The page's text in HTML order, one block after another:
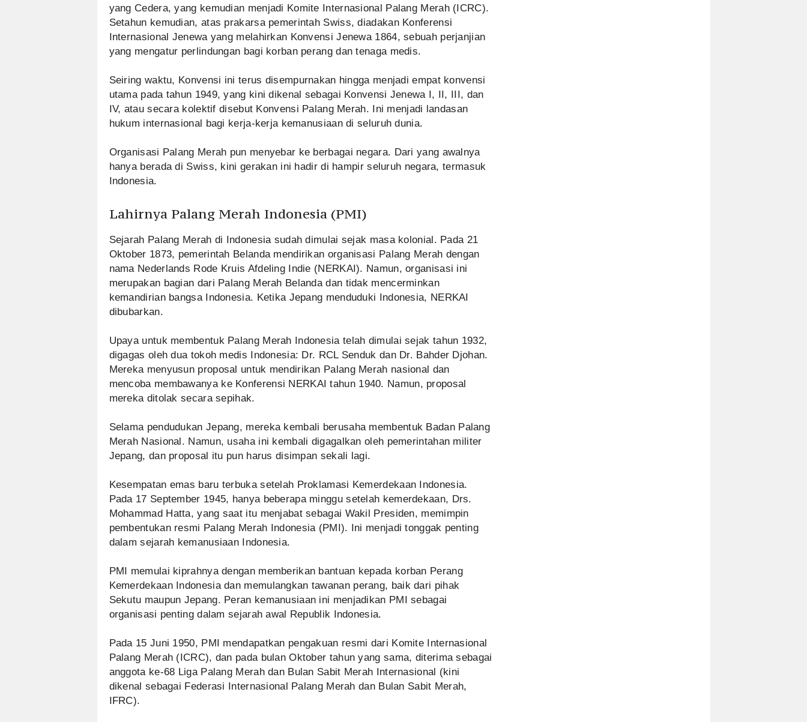
yang Cedera, yang kemudian menjadi Komite Internasional Palang Merah (ICRC).
Setahun kemudian, atas prakarsa pemerintah Swiss, diadakan Konferensi
Internasional Jenewa yang melahirkan Konvensi Jenewa 1864, sebuah perjanjian
yang mengatur perlindungan bagi korban perang dan tenaga medis.
Seiring waktu, Konvensi ini terus disempurnakan hingga menjadi empat konvensi
utama pada tahun 1949, yang kini dikenal sebagai Konvensi Jenewa I, II, III, dan
IV, atau secara kolektif disebut Konvensi Palang Merah. Ini menjadi landasan
hukum internasional bagi kerja-kerja kemanusiaan di seluruh dunia.
Organisasi Palang Merah pun menyebar ke berbagai negara. Dari yang awalnya
hanya berada di Swiss, kini gerakan ini hadir di hampir seluruh negara, termasuk
Indonesia.
Lahirnya Palang Merah Indonesia (PMI)
Sejarah Palang Merah di Indonesia sudah dimulai sejak masa kolonial. Pada 21
Oktober 1873, pemerintah Belanda mendirikan organisasi Palang Merah dengan
nama Nederlands Rode Kruis Afdeling Indie (NERKAI). Namun, organisasi ini
merupakan bagian dari Palang Merah Belanda dan tidak mencerminkan
kemandirian bangsa Indonesia. Ketika Jepang menduduki Indonesia, NERKAI
dibubarkan.
Upaya untuk membentuk Palang Merah Indonesia telah dimulai sejak tahun 1932,
digagas oleh dua tokoh medis Indonesia: Dr. RCL Senduk dan Dr. Bahder Djohan.
Mereka menyusun proposal untuk mendirikan Palang Merah nasional dan
mencoba membawanya ke Konferensi NERKAI tahun 1940. Namun, proposal
mereka ditolak secara sepihak.
Selama pendudukan Jepang, mereka kembali berusaha membentuk Badan Palang
Merah Nasional. Namun, usaha ini kembali digagalkan oleh pemerintahan militer
Jepang, dan proposal itu pun harus disimpan sekali lagi.
Kesempatan emas baru terbuka setelah Proklamasi Kemerdekaan Indonesia.
Pada 17 September 1945, hanya beberapa minggu setelah kemerdekaan, Drs.
Mohammad Hatta, yang saat itu menjabat sebagai Wakil Presiden, memimpin
pembentukan resmi Palang Merah Indonesia (PMI). Ini menjadi tonggak penting
dalam sejarah kemanusiaan Indonesia.
PMI memulai kiprahnya dengan memberikan bantuan kepada korban Perang
Kemerdekaan Indonesia dan memulangkan tawanan perang, baik dari pihak
Sekutu maupun Jepang. Peran kemanusiaan ini menjadikan PMI sebagai
organisasi penting dalam sejarah awal Republik Indonesia.
Pada 15 Juni 1950, PMI mendapatkan pengakuan resmi dari Komite Internasional
Palang Merah (ICRC), dan pada bulan Oktober tahun yang sama, diterima sebagai
anggota ke-68 Liga Palang Merah dan Bulan Sabit Merah Internasional (kini
dikenal sebagai Federasi Internasional Palang Merah dan Bulan Sabit Merah,
IFRC).